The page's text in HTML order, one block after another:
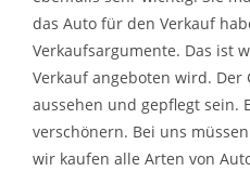
das Auto für den Verkauf
Verkaufsargumente. Das ist
Verkauf angeboten wird.
aussehen und gepflegt sein.
verschönern. Bei uns
wir kaufen alle Arten von